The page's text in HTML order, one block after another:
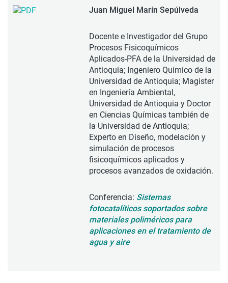
Juan Miguel Marín Sepúlveda
Docente e Investigador del Grupo
Procesos Fisicoquímicos
Aplicados-PFA de la Universidad de
Antioquia; Ingeniero Químico de la
Universidad de Antioquia; Magister
en Ingeniería Ambiental,
Universidad de Antioquia y Doctor
en Ciencias Químicas también de
la Universidad de Antioquia;
Experto en Diseño, modelación y
simulación de procesos
fisicoquímicos aplicados y
procesos avanzados de oxidación.
Conferencia: Sistemas
fotocatalíticos soportados sobre
materiales poliméricos para
aplicaciones en el tratamiento de
agua y aire